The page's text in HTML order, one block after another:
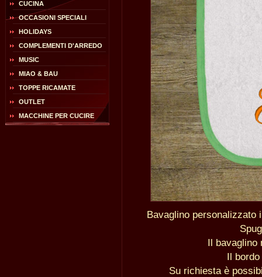
CUCINA
OCCASIONI SPECIALI
HOLIDAYS
COMPLEMENTI D'ARREDO
MUSIC
MIAO & BAU
TOPPE RICAMATE
OUTLET
MACCHINE PER CUCIRE
Bavaglino personalizzato
Il bavaglino
Il
Su richiesta è